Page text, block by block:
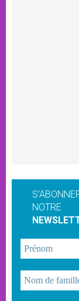
NOTRE